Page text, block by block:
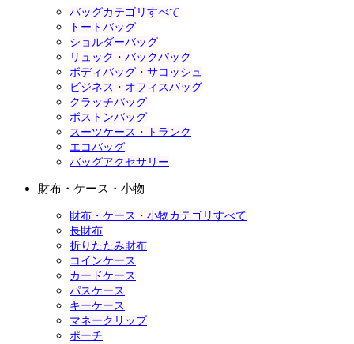
バッグカテゴリすべて
トートバッグ
ショルダーバッグ
リュック・バックパック
ボディバッグ・サコッシュ
ビジネス・オフィスバッグ
クラッチバッグ
ボストンバッグ
スーツケース・トランク
エコバッグ
バッグアクセサリー
財布・ケース・小物
財布・ケース・小物カテゴリすべて
長財布
折りたたみ財布
コインケース
カードケース
パスケース
キーケース
マネークリップ
ポーチ